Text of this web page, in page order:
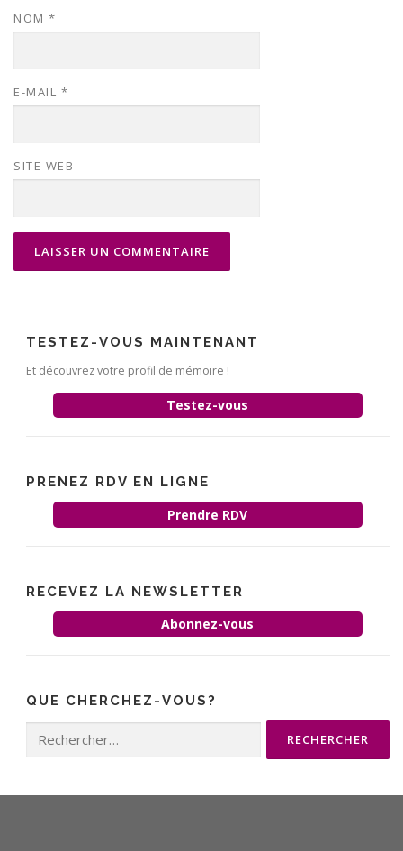
NOM *
E-MAIL *
SITE WEB
TESTEZ-VOUS MAINTENANT
Et découvrez votre profil de mémoire !
Testez-vous
PRENEZ RDV EN LIGNE
Prendre RDV
RECEVEZ LA NEWSLETTER
Abonnez-vous
QUE CHERCHEZ-VOUS?